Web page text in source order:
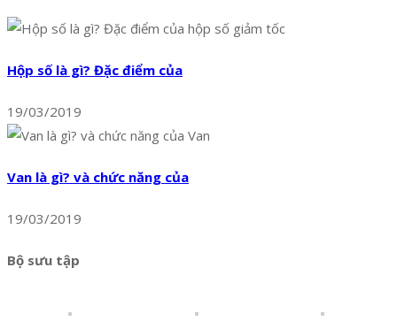
Hộp số là gì? Đặc điểm của
19/03/2019
Van là gì? và chức năng của
19/03/2019
Bộ sưu tập